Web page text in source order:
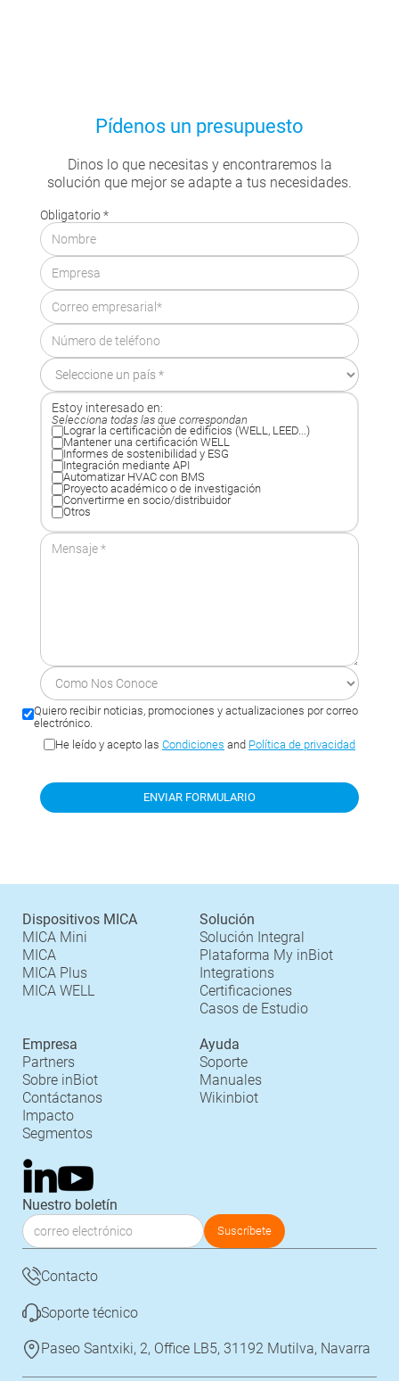
Pídenos un presupuesto
Dinos lo que necesitas y encontraremos la
solución que mejor se adapte a tus necesidades.
Obligatorio *
Estoy interesado en:
Selecciona todas las que correspondan
Lograr la certificación de edificios (WELL, LEED...)
Mantener una certificación WELL
Informes de sostenibilidad y ESG
Integración mediante API
Automatizar HVAC con BMS
Proyecto académico o de investigación
Convertirme en socio/distribuidor
Otros
Quiero recibir noticias, promociones y actualizaciones por correo
electrónico.
He leído y acepto las Condiciones and Política de privacidad
Dispositivos MICA
MICA Mini
MICA
MICA Plus
MICA WELL
Solución
Solución Integral
Plataforma My inBiot
Integrations
Certificaciones
Casos de Estudio
Empresa
Partners
Sobre inBiot
Contáctanos
Impacto
Segmentos
Ayuda
Soporte
Manuales
Wikinbiot
Nuestro boletín
Contacto
Soporte técnico
Paseo Santxiki, 2, Office LB5, 31192 Mutilva, Navarra